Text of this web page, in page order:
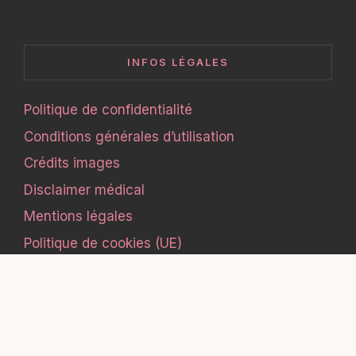
INFOS LÉGALES
Politique de confidentialité
Conditions générales d’utilisation
Crédits images
Disclaimer médical
Mentions légales
Politique de cookies (UE)